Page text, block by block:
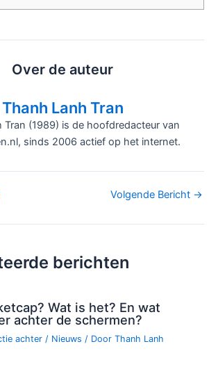
Over de auteur
Thanh Lanh Tran
Tran (1989) is de hoofdredacteur van
sinds 2006 actief op het internet.
Volgende Bericht →
berichten
Wat is het? En wat
achter de schermen?
achter / Nieuws / DoorThanh Lanh